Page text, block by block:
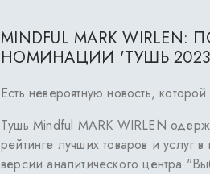
MINDFUL MARK WIRLEN:
НОМИНАЦИИ 'ТУШЬ
Есть невероятную новость,
Тушь Mindful MARK WIRLEN
рейтинге лучших товаров и
версии аналитического центра